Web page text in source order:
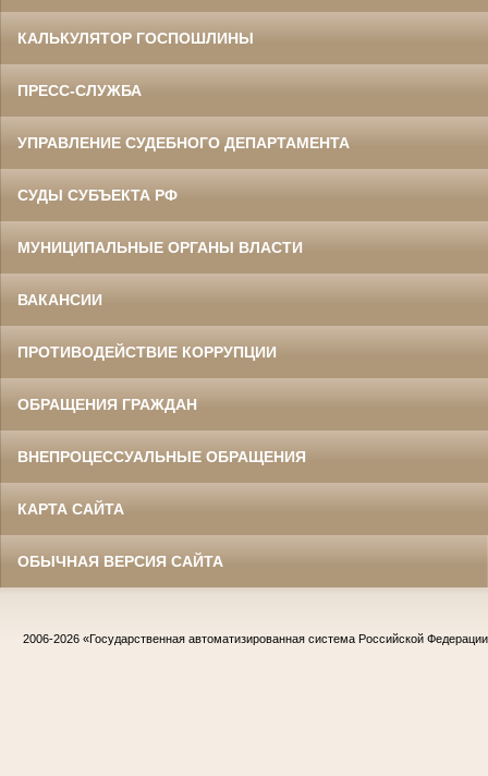
КАЛЬКУЛЯТОР ГОСПОШЛИНЫ
ПРЕСС-СЛУЖБА
УПРАВЛЕНИЕ СУДЕБНОГО ДЕПАРТАМЕНТА
СУДЫ СУБЪЕКТА РФ
МУНИЦИПАЛЬНЫЕ ОРГАНЫ ВЛАСТИ
ВАКАНСИИ
ПРОТИВОДЕЙСТВИЕ КОРРУПЦИИ
ОБРАЩЕНИЯ ГРАЖДАН
ВНЕПРОЦЕССУАЛЬНЫЕ ОБРАЩЕНИЯ
КАРТА САЙТА
ОБЫЧНАЯ ВЕРСИЯ САЙТА
2006-2026 «Государственная автоматизированная система Российской